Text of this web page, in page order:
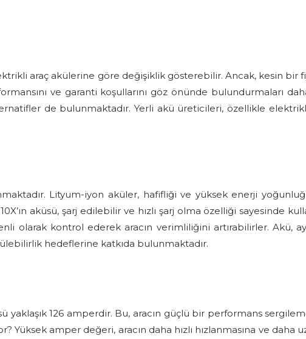
araç akülerine göre değişiklik gösterebilir. Ancak, kesin bir
ve garanti koşullarını göz önünde bulundurmaları
de bulunmaktadır. Yerli akü üreticileri, özellikle
Lityum-iyon aküler, hafifliği ve yüksek enerji
aküsü, şarj edilebilir ve hızlı şarj olma özelliği sayesinde
olarak kontrol ederek aracın verimliliğini artırabilirler. Akü,
hedeflerine katkıda bulunmaktadır.
yaklaşık 126 amperdir. Bu, aracın güçlü bir performans
Yüksek amper değeri, aracın daha hızlı hızlanmasına ve daha